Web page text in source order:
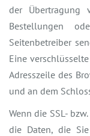
der Übertragung
Bestellungen
Seitenbetreiber
Eine
Adresszeile des
und an dem
Wenn die SSL-
die Daten, die